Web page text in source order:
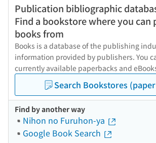
Publication bibliographic
Find a bookstore where you can
books from
Books is a database of the publishing
information provided by publishers. You
currently available paperbacks and
Search Bookstores
Find by another way
Nihon no Furuhon-ya
Google Book Search